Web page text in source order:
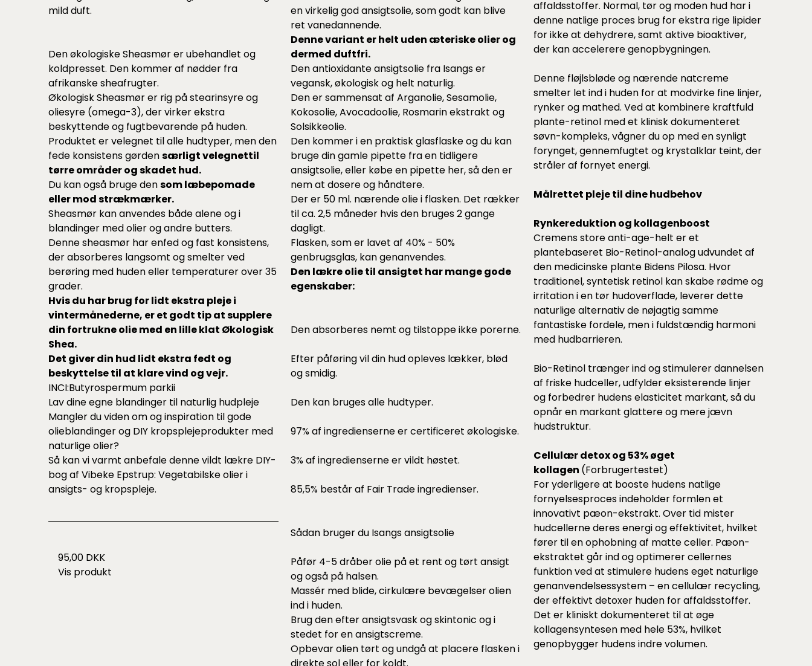
mild duft.
Den økologiske Sheasmør er ubehandlet og
koldpresset. Den kommer af nødder fra
afrikanske sheafrugter.
Økologisk Sheasmør er rig på stearinsyre og
oliesyre (omega-3), der virker ekstra
beskyttende og fugtbevarende på huden.
Produktet er velegnet til alle hudtyper, men den
fede konsistens gørdensærligt velegnettil
tørre områder og skadet hud.
Du kan også bruge densom læbepomade
eller mod strækmærker.
Sheasmør kan anvendes både alene og i
blandinger med olier og andre butters.
Denne sheasmør har enfed og fast konsistens,
der absorberes langsomt og smelter ved
berøring med huden eller temperaturer over 35
grader.
Hvis du har brug for lidt ekstra pleje i
vintermånederne, er et godt tip at supplere
din fortrukne olie med en lille klat Økologisk
Shea.
Det giver din hud lidt ekstra fedt og
beskyttelse til at klare vind og vejr.
INCI:Butyrospermum parkii
Lav dine egne blandinger til naturlig hudpleje
Mangler du viden om og inspiration til gode
olieblandinger og DIY kropsplejeprodukter med
naturlige olier?
Så kan vi varmt anbefale denne vildt lækre DIY-
bog af Vibeke Epstrup: Vegetabilske olier i
ansigts- og kropspleje.
95,00 DKK
Vis produkt
en virkelig god ansigtsolie, som godt kan blive
ret vanedannende.
Denne variant er helt uden æteriske olier og
dermed duftfri.
Den antioxidante ansigtsolie fra Isangs er
vegansk, økologisk og helt naturlig.
Den er sammensat af Arganolie, Sesamolie,
Kokosolie, Avocadoolie, Rosmarin ekstrakt og
Solsikkeolie.
Den kommer i en praktisk glasflaske og du kan
bruge din gamle pipette fra en tidligere
ansigtsolie, eller købe en pipette her, så den er
nem at dosere og håndtere.
Der er 50 ml. nærende olie i flasken. Det rækker
til ca. 2,5 måneder hvis den bruges 2 gange
dagligt.
Flasken, som er lavet af 40% - 50%
genbrugsglas, kan genanvendes.
Den lækre olie til ansigtet har mange gode
egenskaber:
Den absorberes nemt og tilstoppe ikke porerne.
Efter påføring vil din hud opleves lækker, blød
og smidig.
Den kan bruges alle hudtyper.
97% af ingredienserne er certificeret økologiske.
3% af ingredienserne er vildt høstet.
85,5% består af Fair Trade ingredienser.
Sådan bruger du Isangs ansigtsolie
Påfør 4-5 dråber olie på et rent og tørt ansigt
og også på halsen.
Massér med blide, cirkulære bevægelser olien
ind i huden.
Brug den efter ansigtsvask og skintonic og i
stedet for en ansigtscreme.
Opbevar olien tørt og undgå at placere flasken i
affaldsstoffer. Normal, tør og moden hud har i
denne natlige proces brug for ekstra rige lipider
for ikke at dehydrere, samt aktive bioaktiver,
der kan accelerere genopbygningen.
Denne fløjlsbløde og nærende natcreme
smelter let ind i huden for at modvirke fine linjer,
rynker og mathed. Ved at kombinere kraftfuld
plante-retinol med et klinisk dokumenteret
søvn-kompleks, vågner du op med en synligt
forynget, gennemfugtet og krystalklar teint, der
stråler af fornyet energi.
Målrettet pleje til dine hudbehov
Rynkereduktion og kollagenboost
Cremens store anti-age-helt er et
plantebaseret Bio-Retinol-analog udvundet af
den medicinske plante Bidens Pilosa. Hvor
traditionel, syntetisk retinol kan skabe rødme og
irritation i en tør hudoverflade, leverer dette
naturlige alternativ de nøjagtig samme
fantastiske fordele, men i fuldstændig harmoni
med hudbarrieren.
Bio-Retinol trænger ind og stimulerer dannelsen
af friske hudceller, udfylder eksisterende linjer
og forbedrer hudens elasticitet markant, så du
opnår en markant glattere og mere jævn
hudstruktur.
Cellulær detox og 53% øget
kollagen (Forbrugertestet)
For yderligere at booste hudens natlige
fornyelsesproces indeholder formlen et
innovativt pæon-ekstrakt. Over tid mister
hudcellerne deres energi og effektivitet, hvilket
fører til en ophobning af matte celler. Pæon-
ekstraktet går ind og optimerer cellernes
funktion ved at stimulere hudens eget naturlige
genanvendelsessystem – en cellulær recycling,
der effektivt detoxer huden for affaldsstoffer.
Det er kliniskt dokumenteret til at øge
kollagensyntesen med hele 53%, hvilket
genopbygger hudens indre volumen.